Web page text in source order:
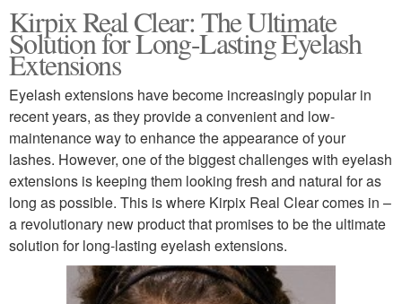
Kirpix Real Clear: The Ultimate
Solution for Long-Lasting Eyelash
Extensions
Eyelash extensions have become increasingly popular in
recent years, as they provide a convenient and low-
maintenance way to enhance the appearance of your
lashes. However, one of the biggest challenges with eyelash
extensions is keeping them looking fresh and natural for as
long as possible. This is where Kirpix Real Clear comes in –
a revolutionary new product that promises to be the ultimate
solution for long-lasting eyelash extensions.